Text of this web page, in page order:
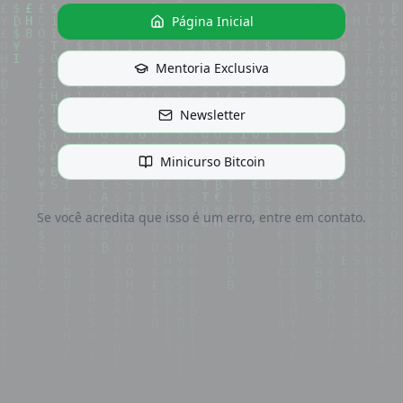
Página Inicial
Mentoria Exclusiva
Newsletter
Minicurso Bitcoin
Se você acredita que isso é um erro, entre em contato.